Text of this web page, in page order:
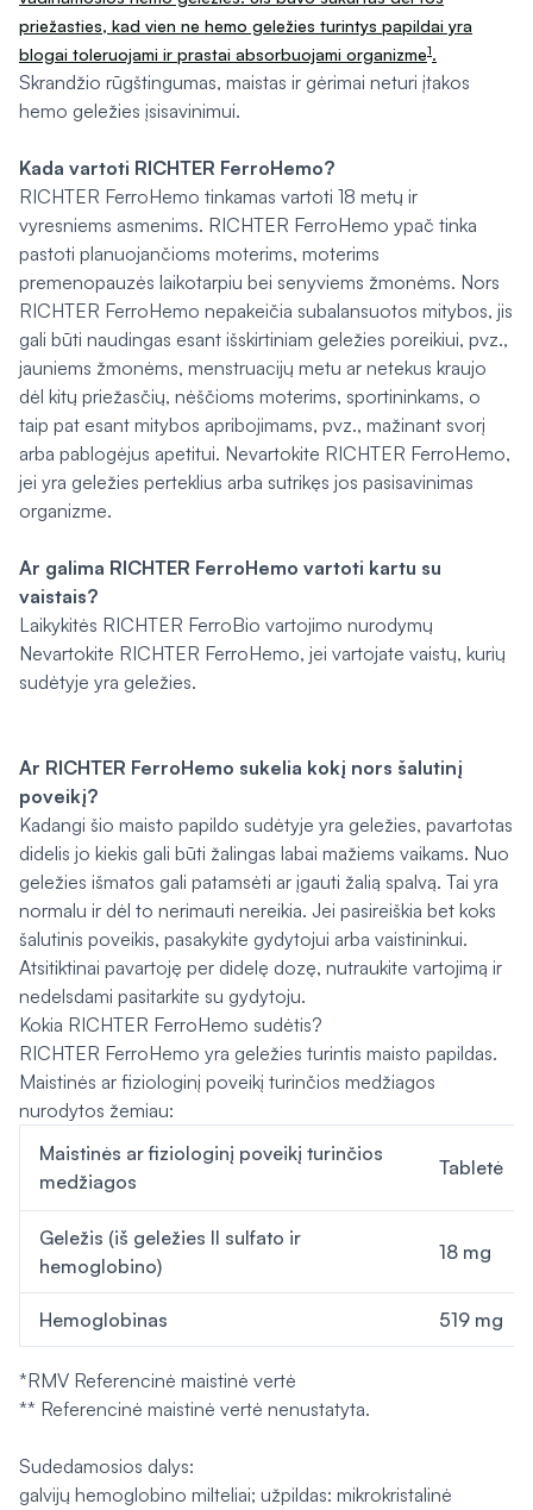
priežasties, kad vien ne hemo geležies turintys papildai yra
blogai toleruojami ir prastai absorbuojami organizme1.
Skrandžio rūgštingumas, maistas ir gėrimai neturi įtakos
hemo geležies įsisavinimui.
Kada vartoti RICHTER FerroHemo?
RICHTER FerroHemo tinkamas vartoti 18 metų ir
vyresniems asmenims. RICHTER FerroHemo ypač tinka
pastoti planuojančioms moterims, moterims
premenopauzės laikotarpiu bei senyviems žmonėms. Nors
RICHTER FerroHemo nepakeičia subalansuotos mitybos, jis
gali būti naudingas esant išskirtiniam geležies poreikiui, pvz.,
jauniems žmonėms, menstruacijų metu ar netekus kraujo
dėl kitų priežasčių, nėščioms moterims, sportininkams, o
taip pat esant mitybos apribojimams, pvz., mažinant svorį
arba pablogėjus apetitui. Nevartokite RICHTER FerroHemo,
jei yra geležies perteklius arba sutrikęs jos pasisavinimas
organizme.
Ar galima RICHTER FerroHemo vartoti kartu su
vaistais?
Laikykitės RICHTER FerroBio vartojimo nurodymų
Nevartokite RICHTER FerroHemo, jei vartojate vaistų, kurių
sudėtyje yra geležies.
Ar RICHTER FerroHemo sukelia kokį nors šalutinį
poveikį?
Kadangi šio maisto papildo sudėtyje yra geležies, pavartotas
didelis jo kiekis gali būti žalingas labai mažiems vaikams. Nuo
geležies išmatos gali patamsėti ar įgauti žalią spalvą. Tai yra
normalu ir dėl to nerimauti nereikia. Jei pasireiškia bet koks
šalutinis poveikis, pasakykite gydytojui arba vaistininkui.
Atsitiktinai pavartoję per didelę dozę, nutraukite vartojimą ir
nedelsdami pasitarkite su gydytoju.
Kokia RICHTER FerroHemo sudėtis?
RICHTER FerroHemo yra geležies turintis maisto papildas.
Maistinės ar fiziologinį poveikį turinčios medžiagos
nurodytos žemiau:
Maistinės ar fiziologinį poveikį turinčios
medžiagos
Tabletė
Geležis (iš geležies II sulfato ir
hemoglobino)
18 mg
Hemoglobinas 519 mg
*RMV Referencinė maistinė vertė
** Referencinė maistinė vertė nenustatyta.
Sudedamosios dalys:
galvijų hemoglobino milteliai; užpildas: mikrokristalinė